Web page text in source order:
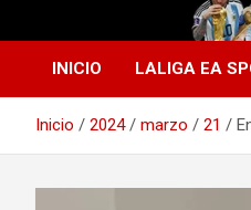
Agente
La nueva generación del
INICIO LALIGA EA
Inicio 2024 marzo 21